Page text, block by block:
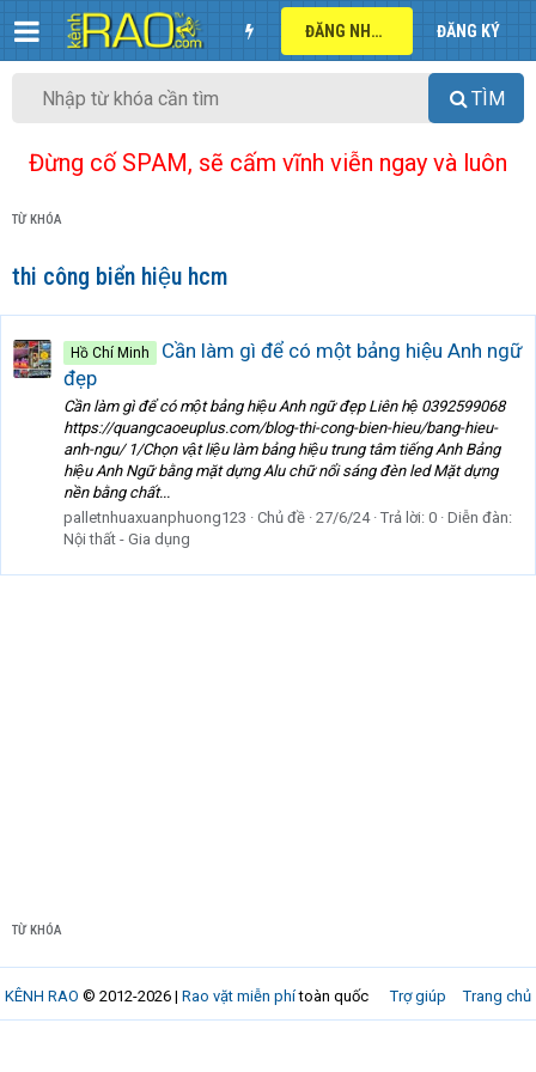
ĐĂNG NHẬP ĐĂNG KÝ
TÌM
Đừng cố SPAM, sẽ cấm vĩnh viễn ngay và luôn
TỪ KHÓA
thi công biển hiệu hcm
Hồ Chí Minh
Cần làm gì để có một bảng hiệu Anh ngữ
đẹp
Cần làm gì để có một bảng hiệu Anh ngữ đẹp Liên hệ 0392599068
https://quangcaoeuplus.com/blog-thi-cong-bien-hieu/bang-hieu-
anh-ngu/ 1/Chọn vật liệu làm bảng hiệu trung tâm tiếng Anh Bảng
hiệu Anh Ngữ bằng mặt dựng Alu chữ nổi sáng đèn led Mặt dựng
nền bằng chất...
palletnhuaxuanphuong123
Chủ đề 27/6/24 Trả lời: 0 Diễn đàn:
Nội thất - Gia dụng
TỪ KHÓA
Trợ giúp Trang chủ
KÊNH RAO © 2012-2026 | Rao vặt miễn phítoàn quốc